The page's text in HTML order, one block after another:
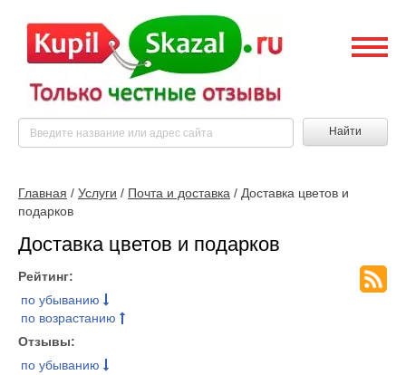
Найти
Главная / Услуги / Почта и доставка / Доставка цветов и
подарков
Доставка цветов и подарков
Рейтинг:
по убыванию
по возрастанию
Отзывы:
по убыванию